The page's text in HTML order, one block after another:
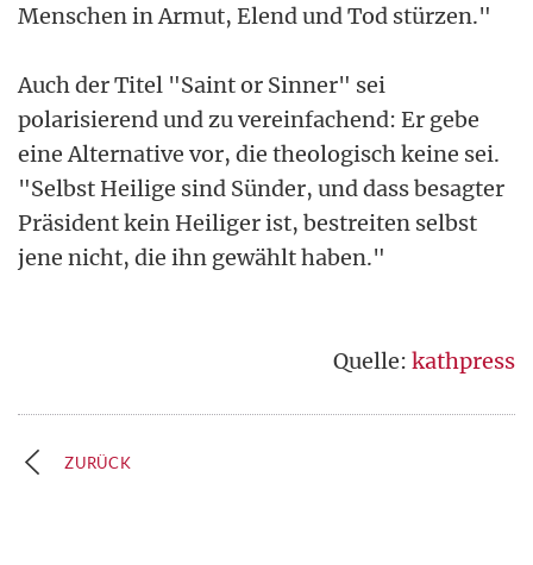
Menschen in Armut, Elend und Tod stürzen."
Auch der Titel "Saint or Sinner" sei
polarisierend und zu vereinfachend: Er gebe
eine Alternative vor, die theologisch keine sei.
"Selbst Heilige sind Sünder, und dass besagter
Präsident kein Heiliger ist, bestreiten selbst
jene nicht, die ihn gewählt haben."
Quelle: kathpress
ZURÜCK